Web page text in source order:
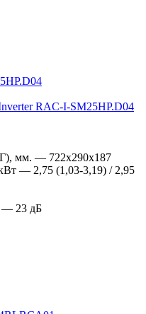
RAC-I-SM25HP.D04
мм. — 722x290x187
— 2,75 (1,03-3,19) / 2,95
— 23 дБ